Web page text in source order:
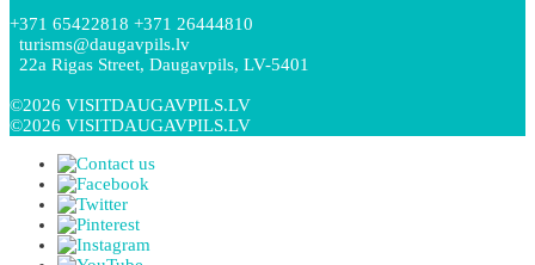
+371 65422818 +371 26444810
turisms@daugavpils.lv
22a Rigas Street, Daugavpils, LV-5401
©2026 VISITDAUGAVPILS.LV
©2026 VISITDAUGAVPILS.LV